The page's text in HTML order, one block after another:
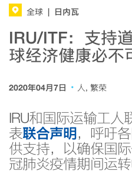
全球 日内瓦
IRU/ITF：支持
球经济健康必不
2020年04月7日 · 人, 繁荣
IRU和国际运输工人
表联合声明，呼吁
供支持，以确保国
冠肺炎疫情期间运转